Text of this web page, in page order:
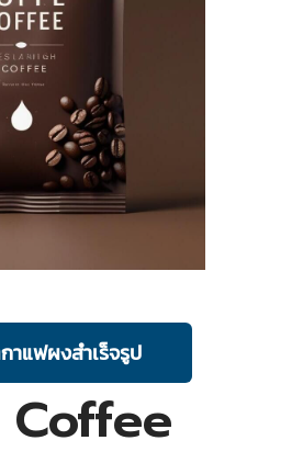
าแฟผงสำเร็จรูป